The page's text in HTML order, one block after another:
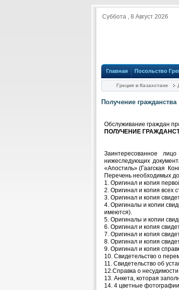
Суббота , 8 Август 2026
Главная Посольство
Греция в Казахстане
Получение гражданства
Обслуживание граждан
ПОЛУЧЕНИЕ
Заинтересованное
нижеследующих
«Апостиль» (Гаагская
Перечень необходимых
1. Оригинал и копия
2. Оригинал и копия всех
3. Оригинал и копия
4. Оригиналы и копии
имеются).
5. Оригиналы и копии
6. Оригинал и копия
7. Оригинал и копия
8. Оригинал и копия
9. Оригинал и копия
10. Свидетельство о
11. Свидетельство об
12.Справка о
13. Анкета, которая
14. 4 цветные